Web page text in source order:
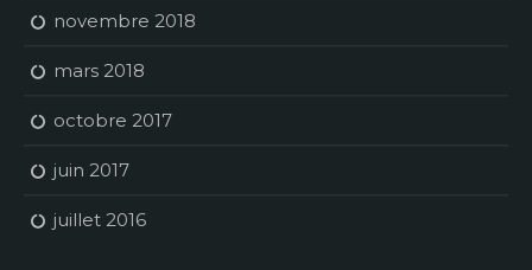
novembre 2018
mars 2018
octobre 2017
juin 2017
juillet 2016